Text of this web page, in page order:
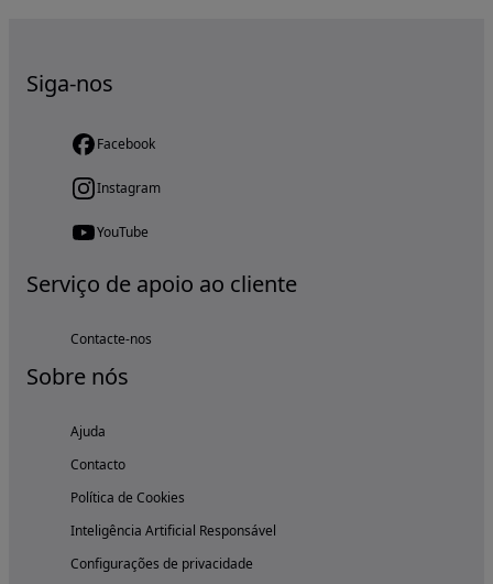
Siga-nos
Facebook
Instagram
YouTube
Serviço de apoio ao cliente
Contacte-nos
Sobre nós
Ajuda
Contacto
Política de Cookies
Inteligência Artificial Responsável
Configurações de privacidade